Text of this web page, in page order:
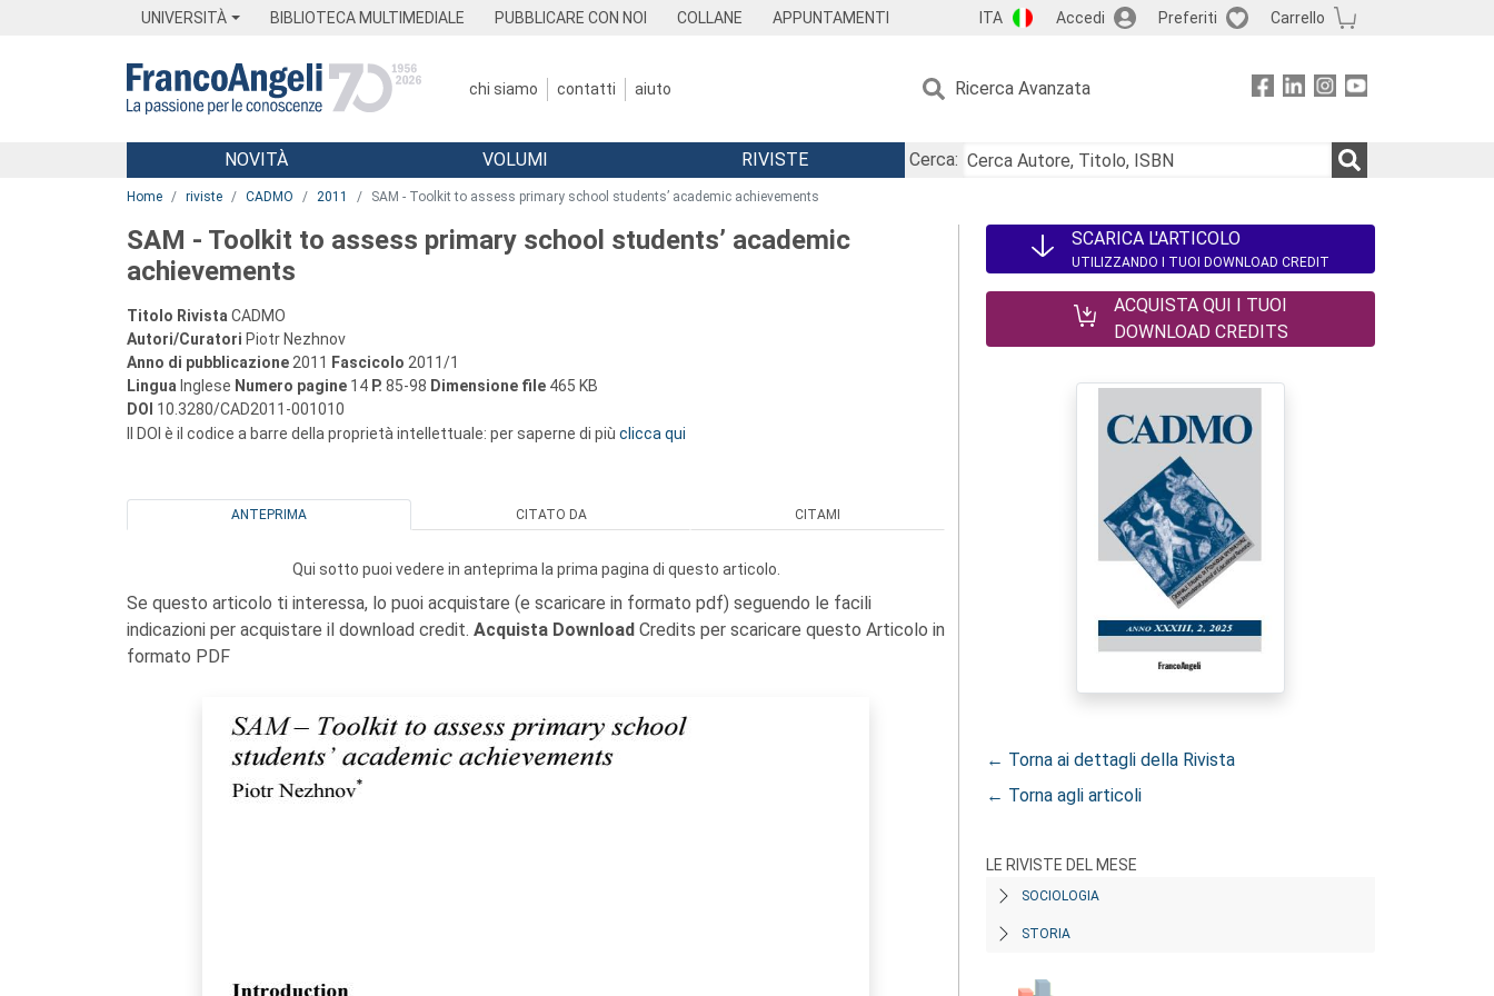
UNIVERSITÀ BIBLIOTECA MULTIMEDIALE PUBBLICARE CON NOI COLLANE APPUNTAMENTI ITA Accedi Preferiti Carrello
chi siamo contatti aiuto Ricerca Avanzata
Menu
NOVITÀ VOLUMI RIVISTE
Cerca:
Home riviste CADMO 2011 SAM - Toolkit to assess primary school students’ academic achievements
SAM - Toolkit to assess primary school students’ academic
achievements
Titolo Rivista CADMO
Autori/Curatori Piotr Nezhnov
Anno di pubblicazione 2011 Fascicolo 2011/1
Lingua Inglese Numero pagine 14 P. 85-98 Dimensione file 465 KB
DOI 10.3280/CAD2011-001010
Il DOI è il codice a barre della proprietà intellettuale: per saperne di più clicca qui
ANTEPRIMA CITATO DA CITAMI
Qui sotto puoi vedere in anteprima la prima pagina di questo articolo.
Se questo articolo ti interessa, lo puoi acquistare (e scaricare in formato pdf) seguendo le facili
indicazioni per acquistare il download credit. Acquista Download Credits per scaricare questo Articolo in
formato PDF
SCARICA L'ARTICOLO
UTILIZZANDO I TUOI DOWNLOAD CREDIT
ACQUISTA QUI I TUOI
DOWNLOAD CREDITS
← Torna ai dettagli della Rivista
← Torna agli articoli
LE RIVISTE DEL MESE
SOCIOLOGIA
STORIA